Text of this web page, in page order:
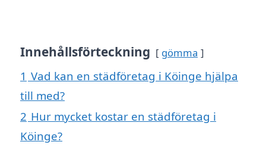
Innehållsförteckning gömma
1 Vad kan en städföretag i Köinge hjälpa
till med?
2 Hur mycket kostar en städföretag i
Köinge?